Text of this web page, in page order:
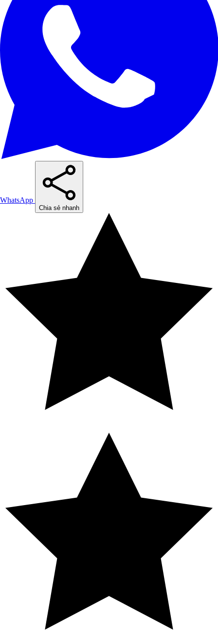
WhatsApp
Chia sẻ nhanh